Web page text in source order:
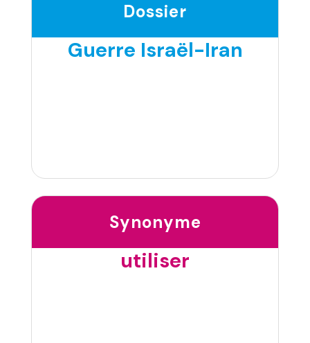
Dossier
Guerre Israël-Iran
Synonyme
utiliser